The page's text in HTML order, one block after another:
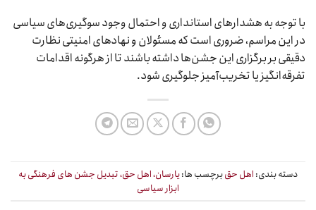
با توجه به هشدارهای استانداری و احتمال وجود سوگیری‌های سیاسی
در این مراسم، ضروری است که مسئولان و نهادهای امنیتی نظارت
دقیقی بر برگزاری این جشن‌ها داشته باشند تا از هرگونه اقدامات
تفرقه‌انگیز یا تخریب‌آمیز جلوگیری شود.
دسته بندی: اهل حقبرچسب ها:یارسان، اهل حق، تبدیل جشن های فرهنگی به
ابزار سیاسی